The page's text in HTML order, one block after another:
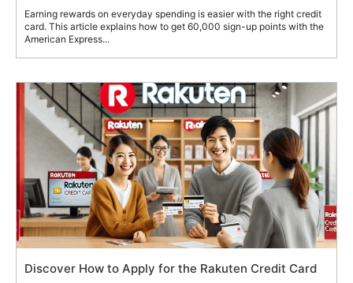
Earning rewards on everyday spending is easier with the right credit
card. This article explains how to get 60,000 sign-up points with the
American Express...
Discover How to Apply for the Rakuten Credit Card